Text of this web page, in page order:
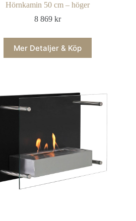
Hörnkamin 50 cm – höger
8 869kr
Mer Detaljer & Köp